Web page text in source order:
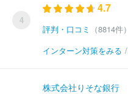
4
4.7
評判・口コミ
（8814件）
インターン対策をみる /
株式会社りそな銀行